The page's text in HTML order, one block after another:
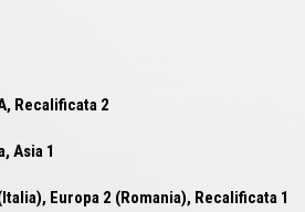
Recalificata 2
Asia 1
Europa 2 (Romania), Recalificata 1